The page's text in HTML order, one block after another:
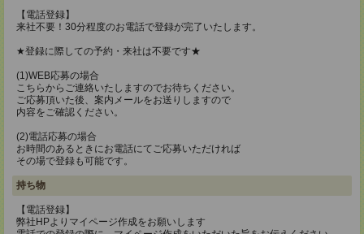
【電話登録】
来社不要！30分程度のお電話で登録が完了いたします。
★登録に際しての予約・来社は不要です★
(1)WEB応募の場合
こちらからご連絡いたしますのでお待ちください。
ご応募頂いた後、案内メールをお送りしますので
内容をご確認ください。
(2)電話応募の場合
お時間のあるときにお電話にてご応募いただければ
その場で登録も可能です。
持ち物
【電話登録】
弊社HPよりマイページ作成をお願いします